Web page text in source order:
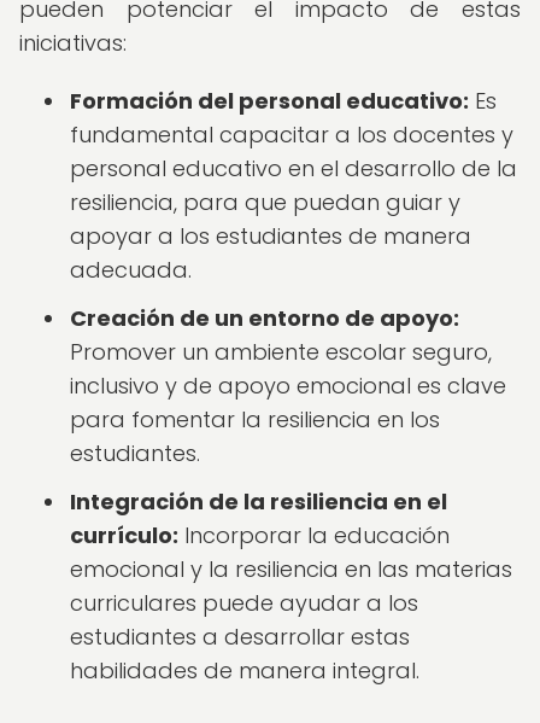
pueden potenciar el impacto de estas
iniciativas:
Formación del personal educativo: Es
fundamental capacitar a los docentes y
personal educativo en el desarrollo de la
resiliencia, para que puedan guiar y
apoyar a los estudiantes de manera
adecuada.
Creación de un entorno de apoyo:
Promover un ambiente escolar seguro,
inclusivo y de apoyo emocional es clave
para fomentar la resiliencia en los
estudiantes.
Integración de la resiliencia en el
currículo: Incorporar la educación
emocional y la resiliencia en las materias
curriculares puede ayudar a los
estudiantes a desarrollar estas
habilidades de manera integral.